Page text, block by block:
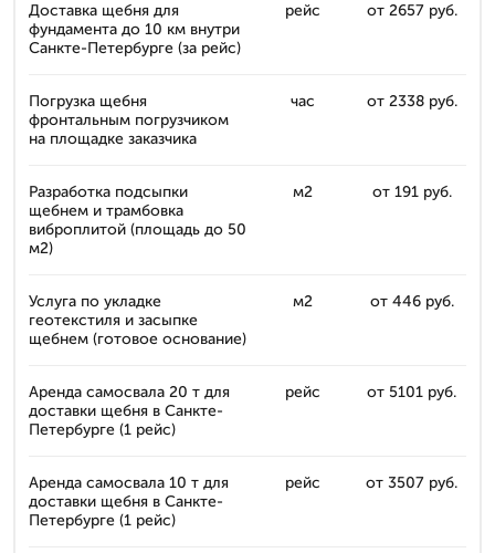
Доставка щебня для
фундамента до 10 км внутри
Санкте-Петербурге (за рейс)
рейс от 2657 руб.
Погрузка щебня
фронтальным погрузчиком
на площадке заказчика
час от 2338 руб.
Разработка подсыпки
щебнем и трамбовка
виброплитой (площадь до 50
м2)
м2 от 191 руб.
Услуга по укладке
геотекстиля и засыпке
щебнем (готовое основание)
м2 от 446 руб.
Аренда самосвала 20 т для
доставки щебня в Санкте-
Петербурге (1 рейс)
рейс от 5101 руб.
Аренда самосвала 10 т для
доставки щебня в Санкте-
Петербурге (1 рейс)
рейс от 3507 руб.